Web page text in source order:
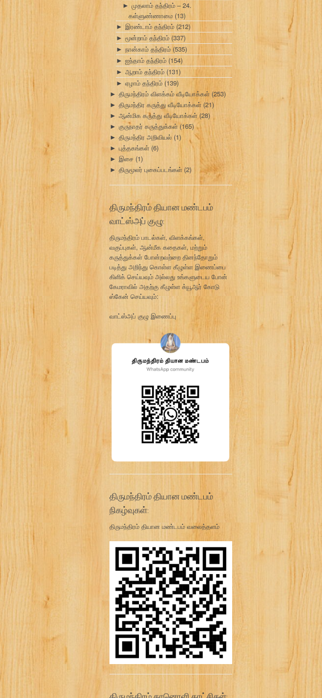
► முதலாம் தந்திரம் – 24.
கள்ளுண்ணாமை (13)
► இரண்டாம் தந்திரம் (212)
► மூன்றாம் தந்திரம் (337)
► நான்காம் தந்திரம் (535)
► ஐந்தாம் தந்திரம் (154)
► ஆறாம் தந்திரம் (131)
► ஏழாம் தந்திரம் (139)
► திருமந்திரம் விளக்கம் வீடியோக்கள் (253)
► திருமந்திர கருத்து வீடியோக்கள் (21)
► ஆன்மிக கருத்து வீடியோக்கள்(28)
► குருநாதர் கருத்துக்கள்(165)
► திருமந்திர அறிவியல் (1)
► புத்தகங்கள் (6)
► இசை (1)
► திருமூலர் புகைப்படங்கள் (2)
திருமந்திரம் தியான மண்டபம்
வாட்ஸ்அப் குழு:
திருமந்திரம் பாடல்கள், விளக்கங்கள்,
வகுப்புகள், ஆன்மீக கதைகள், மற்றும்
கருத்துக்கள் போன்றவற்றை தினந்தோறும்
படித்து அறிந்து கொள்ள கீழுள்ள இணைப்பை
கிளிக் செய்யவும் அல்லது உங்களுடைய போன்
கேமராவில் அதற்கு கீழுள்ள க்யூஆர் கோடு
ஸ்கேன் செய்யவும்:
வாட்ஸ்அப் குழு இணைப்பு
திருமந்திரம் தியான மண்டபம்
நிகழ்வுகள்:
திருமந்திரம் தியான மண்டபம் வலைத்தளம்